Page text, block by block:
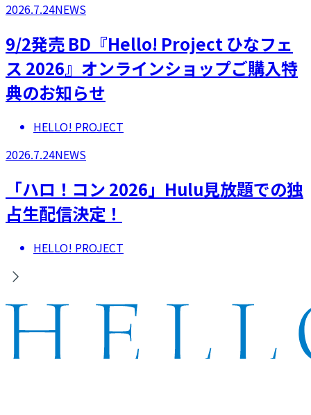
2026.7.24NEWS
9/2発売 BD『Hello! Project ひなフェ
ス 2026』オンラインショップご購入特
典のお知らせ
HELLO! PROJECT
2026.7.24NEWS
「ハロ！コン 2026」Hulu見放題での独
占生配信決定！
HELLO! PROJECT